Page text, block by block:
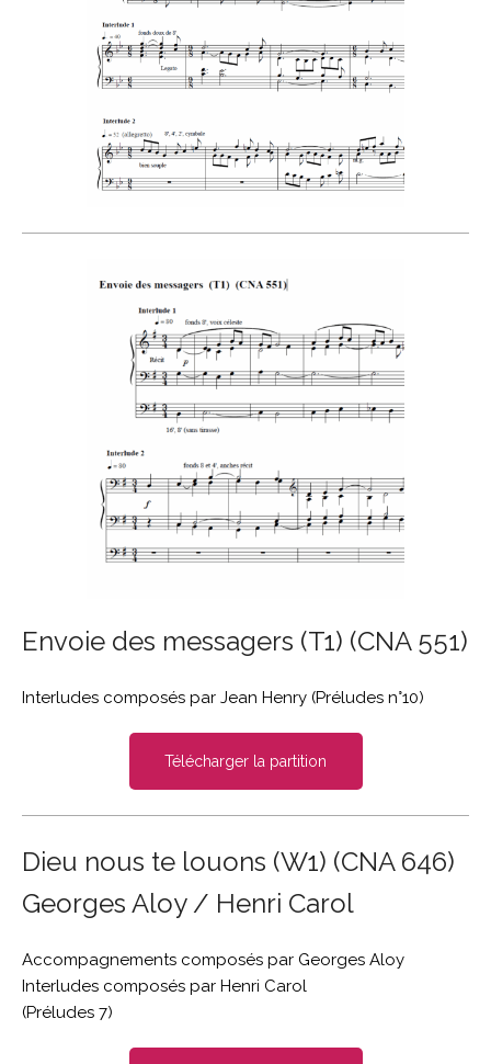
Envoie des messagers (T1) (CNA 551)
Interludes composés par Jean Henry (Préludes n°10)
Télécharger la partition
Dieu nous te louons (W1) (CNA 646)
Georges Aloy / Henri Carol
Accompagnements composés par Georges Aloy
Interludes composés par Henri Carol
(Préludes 7)